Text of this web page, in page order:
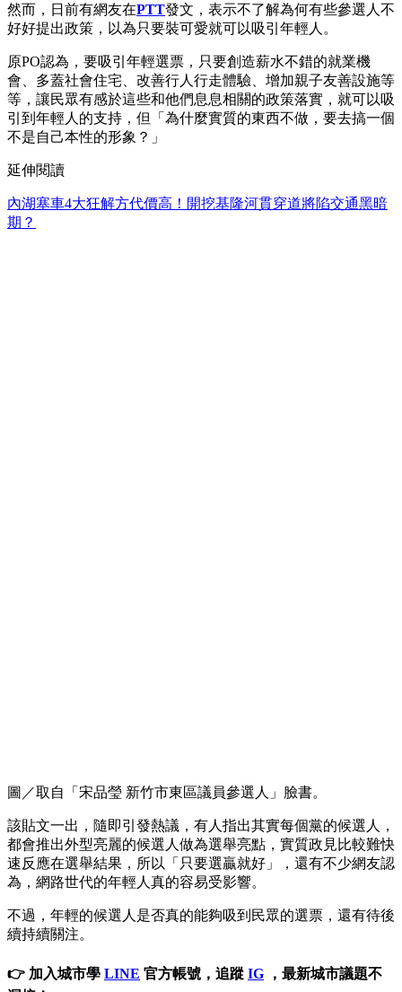
然而，日前有網友在PTT發文，表示不了解為何有些參選人不
好好提出政策，以為只要裝可愛就可以吸引年輕人。
原PO認為，要吸引年輕選票，只要創造薪水不錯的就業機
會、多蓋社會住宅、改善行人行走體驗、增加親子友善設施等
等，讓民眾有感於這些和他們息息相關的政策落實，就可以吸
引到年輕人的支持，但「為什麼實質的東西不做，要去搞一個
不是自己本性的形象？」
延伸閱讀
內湖塞車4大狂解方代價高！開挖基隆河貫穿道將陷交通黑暗
期？
圖／取自「宋品瑩 新竹市東區議員參選人」臉書。
該貼文一出，隨即引發熱議，有人指出其實每個黨的候選人，
都會推出外型亮麗的候選人做為選舉亮點，實質政見比較難快
速反應在選舉結果，所以「只要選贏就好」，還有不少網友認
為，網路世代的年輕人真的容易受影響。
不過，年輕的候選人是否真的能夠吸到民眾的選票，還有待後
續持續關注。
👉 加入城市學 LINE 官方帳號，追蹤 IG ，最新城市議題不